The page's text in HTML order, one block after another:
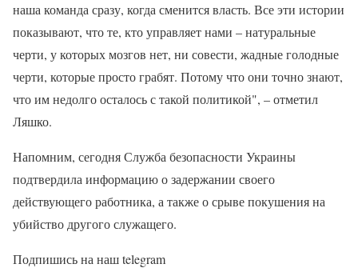
наша команда сразу, когда сменится власть. Все эти истории
показывают, что те, кто управляет нами – натуральные
черти, у которых мозгов нет, ни совести, жадные голодные
черти, которые просто грабят. Потому что они точно знают,
что им недолго осталось с такой политикой", – отметил
Ляшко.
Напомним, сегодня Служба безопасности Украины
подтвердила информацию о задержании своего
действующего работника, а также о срыве покушения на
убийство другого служащего.
Подпишись на наш telegram